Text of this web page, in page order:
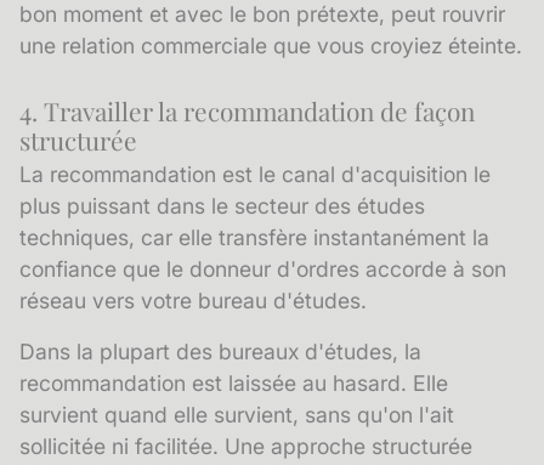
bon moment et avec le bon prétexte, peut rouvrir
une relation commerciale que vous croyiez éteinte.
4. Travailler la recommandation de façon
structurée
La recommandation est le canal d'acquisition le
plus puissant dans le secteur des études
techniques, car elle transfère instantanément la
confiance que le donneur d'ordres accorde à son
réseau vers votre bureau d'études.
Dans la plupart des bureaux d'études, la
recommandation est laissée au hasard. Elle
survient quand elle survient, sans qu'on l'ait
sollicitée ni facilitée. Une approche structurée